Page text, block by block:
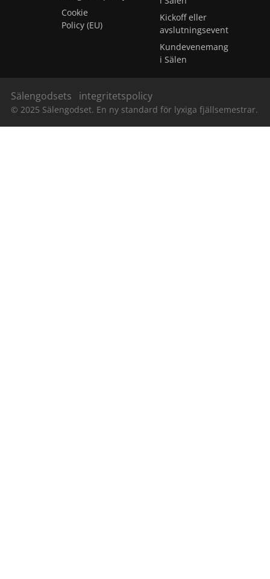
Cookie
Policy (EU)
Kickoff eller
avslutningsevent
Kundevenemang
i Sälen
© 2025 Sälengodset. En ny standard för lyxiga fjällsemestrar.
Sälengodsets integritetspolicy